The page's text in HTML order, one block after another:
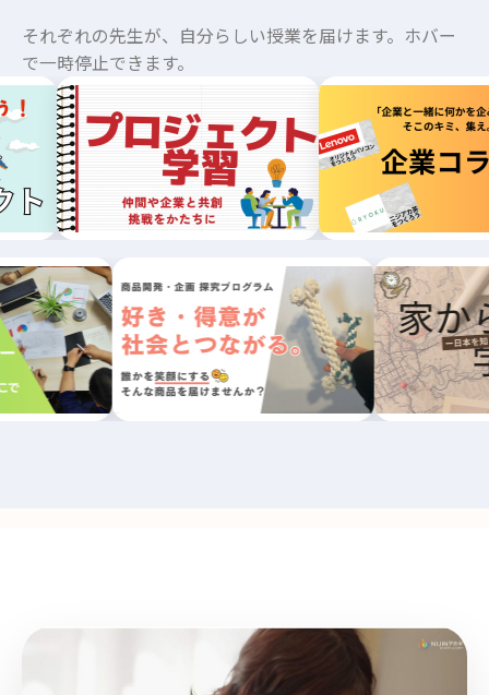
それぞれの先生が、自分らしい授業を届けます。ホバー
で一時停止できます。